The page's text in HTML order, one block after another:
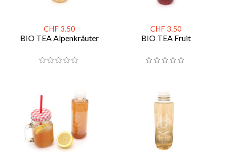
CHF 3.50
BIO TEA Alpenkräuter
CHF 3.50
BIO TEA Fruit